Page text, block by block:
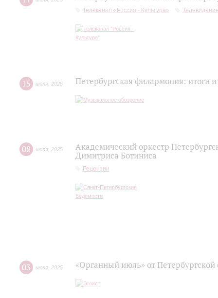
Телеканал «Россия - Культура»
15 июля 2025 Петербургская филармония: итоги
08 июля 2025
Академический оркестр
Димитриса Ботиниса
Рецензии
03 июля 2025 «Органный июль» от